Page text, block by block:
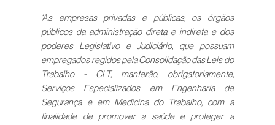
‘As empresas privadas e públicas, os órgãos
públicos da administração direta e indireta e dos
poderes Legislativo e Judiciário, que possuam
empregados regidos pela Consolidação das Leis do
Trabalho - CLT, manterão, obrigatoriamente,
Serviços Especializados em Engenharia de
Segurança e em Medicina do Trabalho, com a
finalidade de promover a saúde e proteger a